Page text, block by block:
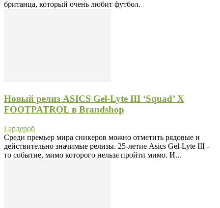
британца, который очень любит футбол.
Новый релиз ASICS Gel-Lyte III ‘Squad’ X
FOOTPATROL в Brandshop
Гардероб
Среди премьер мира сникеров можно отметить рядовые и
действительно значимые релизы. 25-летие Asics Gel-Lyte III -
то событие, мимо которого нельзя пройти мимо. И...